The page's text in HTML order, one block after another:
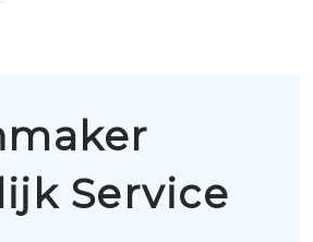
Service